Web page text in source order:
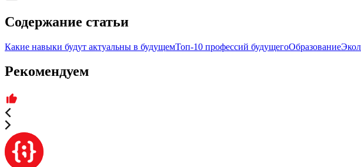
Содержание статьи
Какие навыки будут актуальны в будущемТоп-10 профессий будущегоОбразование
Рекомендуем